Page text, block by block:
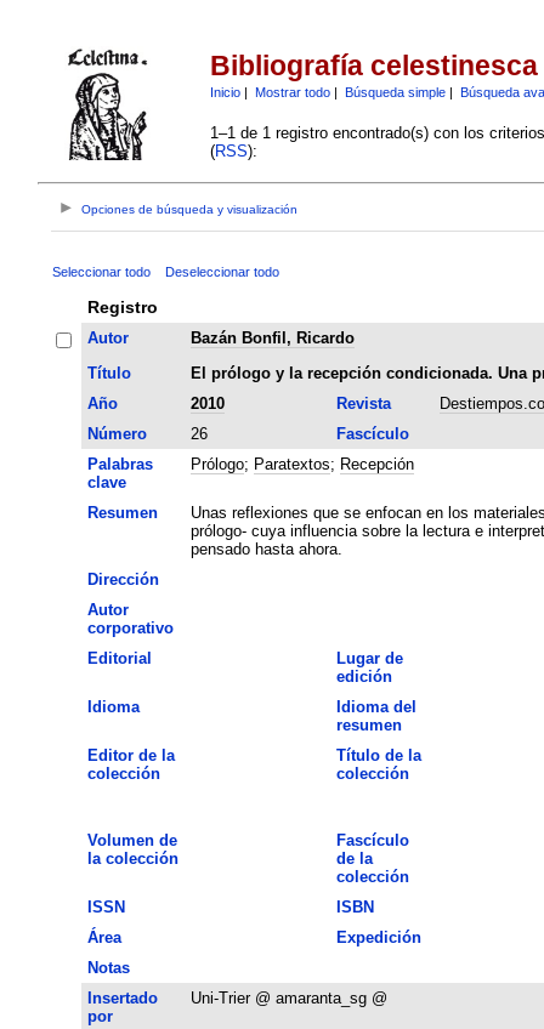
Bibliografía celestinesca
Inicio| Mostrar todo| Búsqueda simple| Búsqueda
1–1 de 1 registro encontrado(s) con los
(RSS):
Opciones de búsqueda y visualización
Seleccionar todo Deseleccionar todo
Registro
Autor
Bazán Bonfil, Ricardo
Título
El prólogo y la recepción condicionada. Una
Año
2010 Revista
Número
26
Fascículo
Palabras
clave
Prólogo; Paratextos; Recepción
Resumen
Unas reflexiones que se enfocan en los
prólogo- cuya influencia sobre la lectura e
pensado hasta ahora.
Dirección
Autor
corporativo
Editorial
Lugar de
edición
Idioma
Idioma del
resumen
Editor de la
colección
Título de la
colección
Volumen de
la colección
Fascículo
de la
colección
ISSN
ISBN
Área
Expedición
Notas
Insertado
por
Uni-Trier @ amaranta_sg @